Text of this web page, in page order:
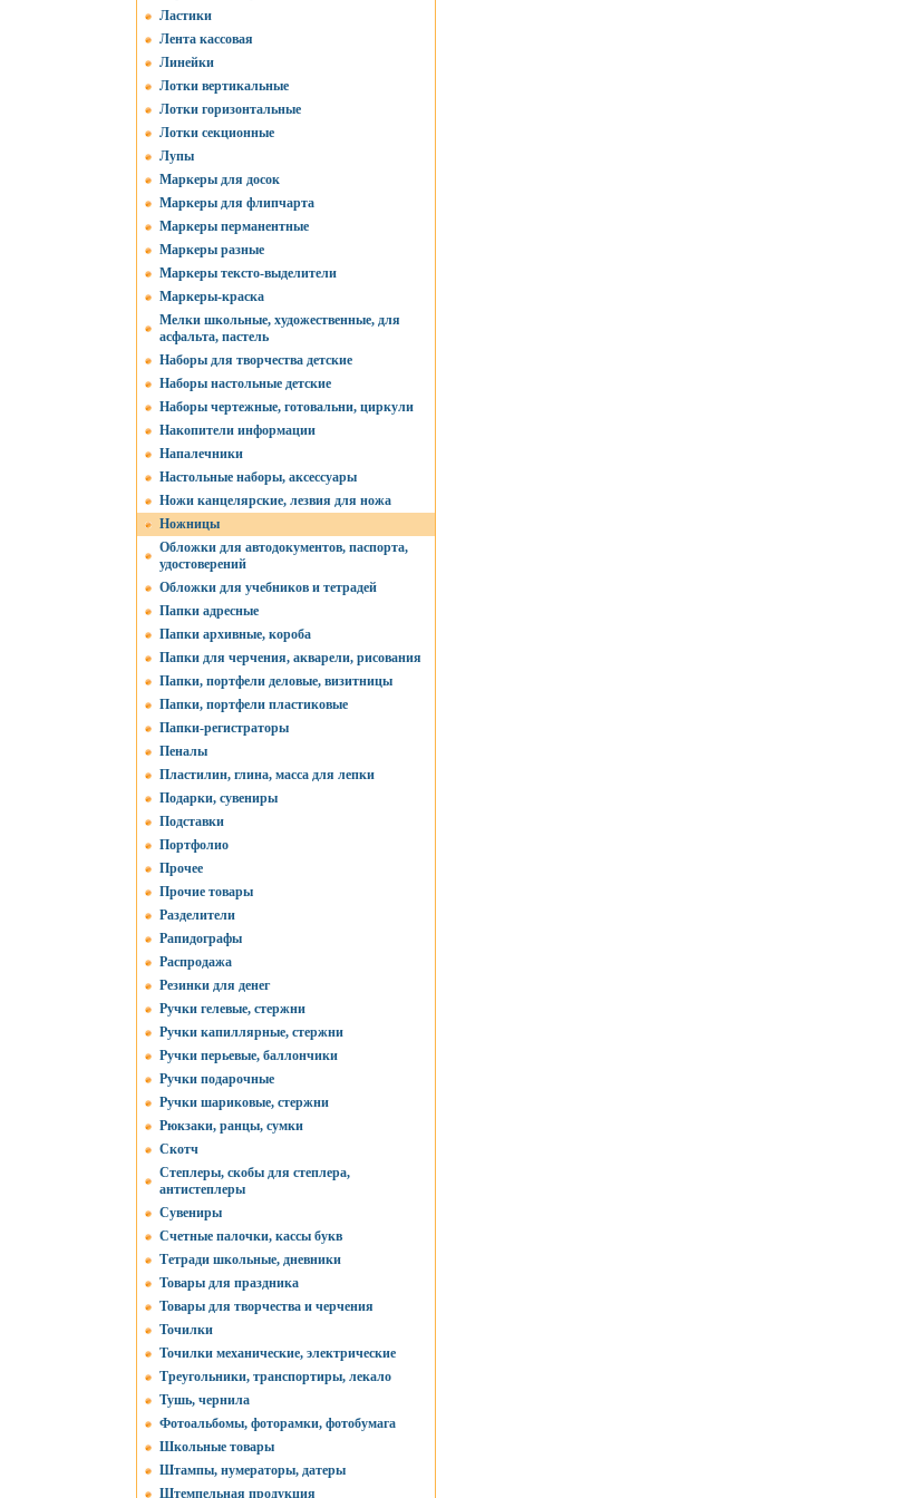
Ластики
Лента кассовая
Линейки
Лотки вертикальные
Лотки горизонтальные
Лотки секционные
Лупы
Маркеры для досок
Маркеры для флипчарта
Маркеры перманентные
Маркеры разные
Маркеры тексто-выделители
Маркеры-краска
Мелки школьные, художественные, для
асфальта, пастель
Наборы для творчества детские
Наборы настольные детские
Наборы чертежные, готовальни, циркули
Накопители информации
Напалечники
Настольные наборы, аксессуары
Ножи канцелярские, лезвия для ножа
Ножницы
Обложки для автодокументов, паспорта,
удостоверений
Обложки для учебников и тетрадей
Папки адресные
Папки архивные, короба
Папки для черчения, акварели, рисования
Папки, портфели деловые, визитницы
Папки, портфели пластиковые
Папки-регистраторы
Пеналы
Пластилин, глина, масса для лепки
Подарки, сувениры
Подставки
Портфолио
Прочее
Прочие товары
Разделители
Рапидографы
Распродажа
Резинки для денег
Ручки гелевые, стержни
Ручки капиллярные, стержни
Ручки перьевые, баллончики
Ручки подарочные
Ручки шариковые, стержни
Рюкзаки, ранцы, сумки
Скотч
Степлеры, скобы для степлера,
антистеплеры
Сувениры
Счетные палочки, кассы букв
Тетради школьные, дневники
Товары для праздника
Товары для творчества и черчения
Точилки
Точилки механические, электрические
Треугольники, транспортиры, лекало
Тушь, чернила
Фотоальбомы, фоторамки, фотобумага
Школьные товары
Штампы, нумераторы, датеры
Штемпельная продукция